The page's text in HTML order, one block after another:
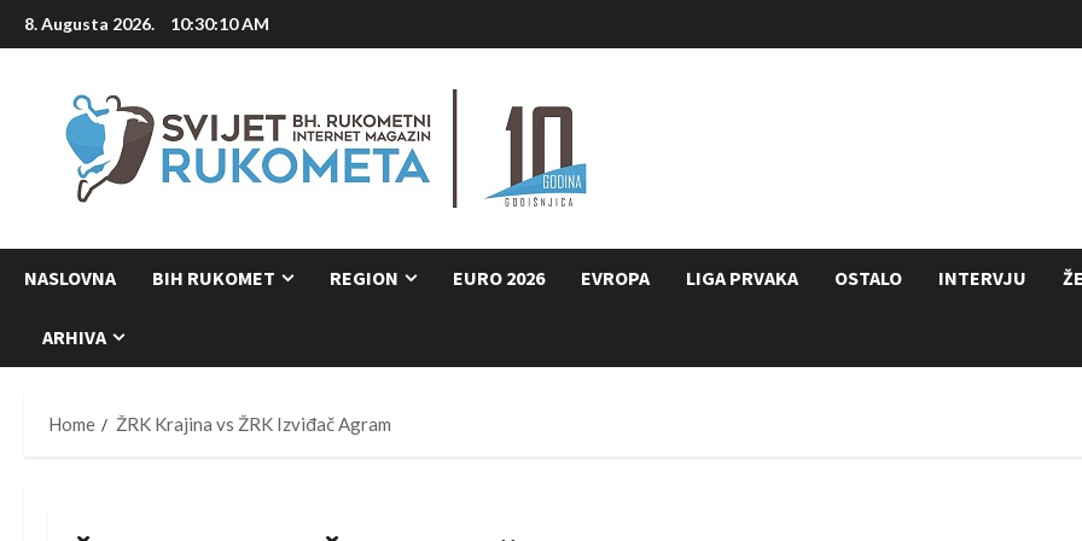
Skip
to
8. Augusta 2026. 10:30:11 AM
NASLOVNA BIH RUKOMET REGION EURO 2026 EVROPA LIGA PRVAKA OSTALO INTERVJU
ARHIVA
Home ŽRK Krajina vs ŽRK Izviđač Agram